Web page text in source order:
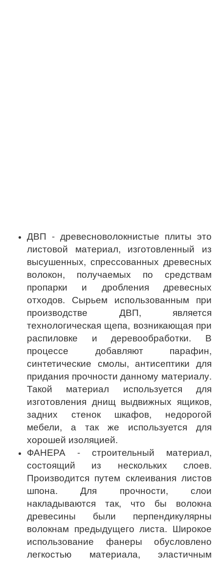
ДВП - древесноволокнистые плиты это
листовой материал, изготовленный из
высушенных, спрессованных древесных
волокон, получаемых по средствам
пропарки и дробления древесных
отходов. Сырьем использованным при
производстве ДВП, является
технологическая щепа, возникающая при
распиловке и деревообработки. В
процессе добавляют парафин,
синтетические смолы, антисептики для
придания прочности данному материалу.
Такой материал используется для
изготовления днищ выдвижных ящиков,
задних стенок шкафов, недорогой
мебели, а так же используется для
хорошей изоляцией.
ФАНЕРА - строительный материал,
состоящий из нескольких слоев.
Производится путем склеивания листов
шпона. Для прочности, слои
накладываются так, что бы волокна
древесины были перпендикулярны
волокнам предыдущего листа. Широкое
использование фанеры обусловлено
легкостью материала, эластичным